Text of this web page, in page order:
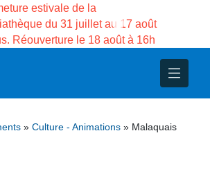
estivale de la
du 31 juillet au 17 août
Réouverture le 18 août à 16h
» Culture - Animations » Malaquais